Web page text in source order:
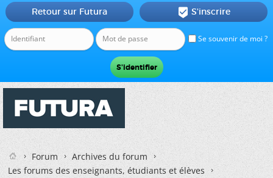
Se souvenir de moi ?
Retour sur Futura  S'inscrire
Forum
Archives du forum
Les forums des enseignants, étudiants et élèves